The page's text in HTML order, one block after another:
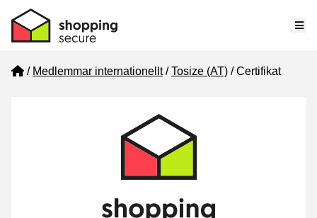
Home
Medlemmar internationellt Tosize (AT) Certifikat